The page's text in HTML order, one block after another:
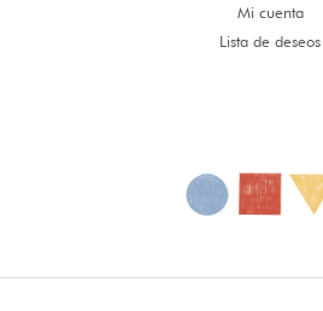
Mi cuenta
Lista de deseos